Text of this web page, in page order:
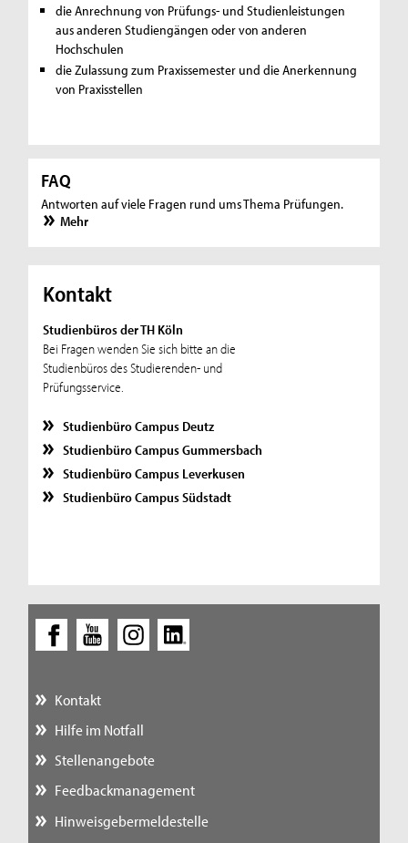
die Anrechnung von Prüfungs- und Studienleistungen
aus anderen Studiengängen oder von anderen
Hochschulen
die Zulassung zum Praxissemester und die Anerkennung
von Praxisstellen
FAQ
Antworten auf viele Fragen rund ums Thema Prüfungen.
Mehr
Kontakt
Studienbüros der TH Köln
Bei Fragen wenden Sie sich bitte an die
Studienbüros des Studierenden- und
Prüfungsservice.
Studienbüro Campus Deutz
Studienbüro Campus Gummersbach
Studienbüro Campus Leverkusen
Studienbüro Campus Südstadt
Kontakt
Hilfe im Notfall
Stellenangebote
Feedbackmanagement
Hinweisgebermeldestelle